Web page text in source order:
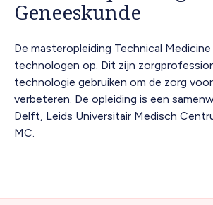
Geneeskunde
De masteropleiding Technical
technologen op. Dit zijn
technologie gebruiken om de zorg
verbeteren. De opleiding is een
Delft, Leids Universitair Medisch
MC.